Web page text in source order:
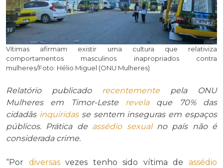
Vítimas afirmam existir uma cultura que relativiza
comportamentos masculinos inapropriados contra
mulheres/Foto: Hélio Miguel (ONU Mulheres)
Relatório publicado recentemente pela ONU
Mulheres em Timor-Leste revelaque 70% das
cidadãs inquiridasse sentem inseguras em espaços
públicos. Prática de assédio sexualno país não é
considerada crime.
“Por diversasvezes tenho sido vítima deassédio